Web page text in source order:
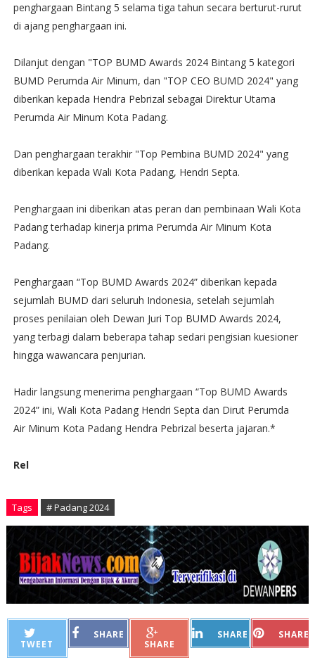
penghargaan Bintang 5 selama tiga tahun secara berturut-rurut
di ajang penghargaan ini.
Dilanjut dengan "TOP BUMD Awards 2024 Bintang 5 kategori
BUMD Perumda Air Minum, dan "TOP CEO BUMD 2024" yang
diberikan kepada Hendra Pebrizal sebagai Direktur Utama
Perumda Air Minum Kota Padang.
Dan penghargaan terakhir "Top Pembina BUMD 2024" yang
diberikan kepada Wali Kota Padang, Hendri Septa.
Penghargaan ini diberikan atas peran dan pembinaan Wali Kota
Padang terhadap kinerja prima Perumda Air Minum Kota
Padang.
Penghargaan “Top BUMD Awards 2024” diberikan kepada
sejumlah BUMD dari seluruh Indonesia, setelah sejumlah
proses penilaian oleh Dewan Juri Top BUMD Awards 2024,
yang terbagi dalam beberapa tahap sedari pengisian kuesioner
hingga wawancara penjurian.
Hadir langsung menerima penghargaan “Top BUMD Awards
2024” ini, Wali Kota Padang Hendri Septa dan Dirut Perumda
Air Minum Kota Padang Hendra Pebrizal beserta jajaran.*
Rel
Tags # Padang 2024
TWEET
SHARE
SHARE
SHARE SHARE